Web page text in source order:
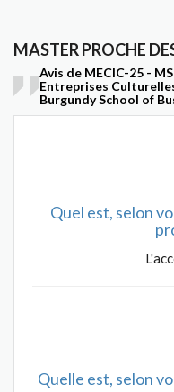
MASTER PROCHE
Avis de MECIC-25 -
Entreprises
Burgundy School of
Quel est, selon
Quelle est, selon